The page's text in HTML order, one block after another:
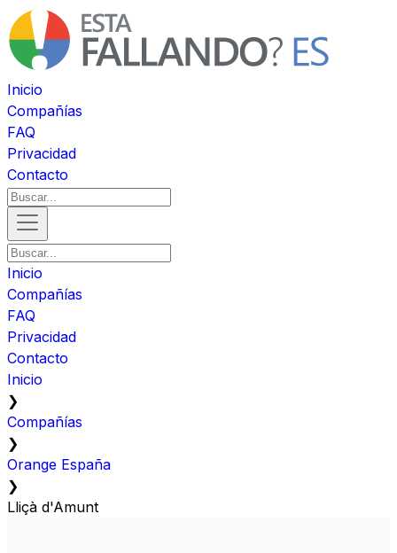
Inicio
Compañías
FAQ
Privacidad
Contacto
Inicio
Compañías
FAQ
Privacidad
Contacto
Inicio
❯
Compañías
❯
Orange España
❯
Lliçà d'Amunt